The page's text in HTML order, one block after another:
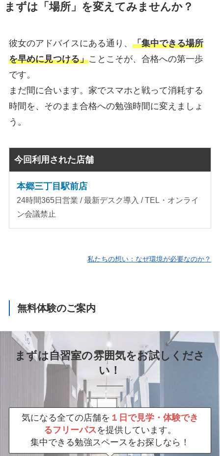
まずは「場所」を変えてみませんか？
彼女のアドバイスにある通り、 「集中できる場所
を早めに見つける」ことこそが、合格への第一歩
です。
まだ間に合います。家でスマホと戦って消耗する
時間を、そのまま合格への勉強時間に変えましょ
う。
今回利用された店舗
本郷三丁目駅前店
24時間365日営業 / 最新デスク導入 / TEL・オンライ
ン会議禁止
私たちの想い：なぜ環境が必要なのか？
無料体験のご案内
まずは自習室の雰囲気をお試しくださ
い！
気になる全ての店舗を １日で見学・体験でき
るフリーパスを提供しています。
集中できる勉強スペースをお探しなら！